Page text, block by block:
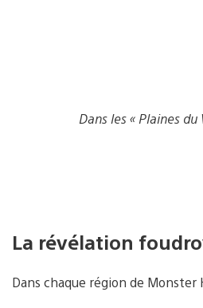
Dans les « Plaines
La révélation
Dans chaque région de Monster